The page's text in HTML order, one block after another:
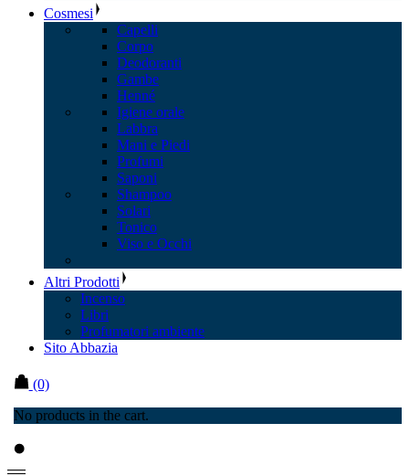
Cosmesi
Capelli
Corpo
Deodoranti
Gambe
Henné
Igiene orale
Labbra
Mani e Piedi
Profumi
Saponi
Shampoo
Solari
Tonico
Viso e Occhi
Altri Prodotti
Incenso
Libri
Profumatori ambiente
Sito Abbazia
(0)
No products in the cart.